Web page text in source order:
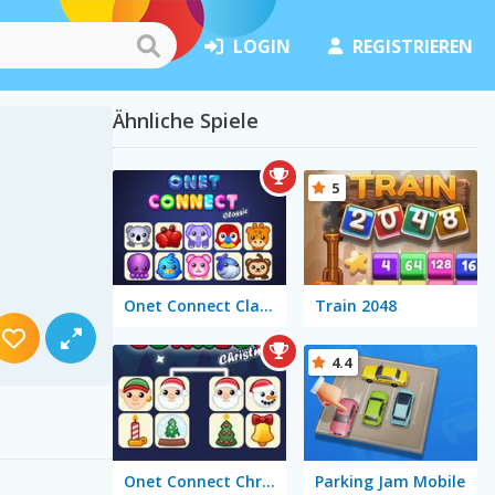
LOGIN REGISTRIEREN
Ähnliche Spiele
Onet Connect Classic Train 2048
5
Onet Connect Christmas Parking Jam Mobile
4.4